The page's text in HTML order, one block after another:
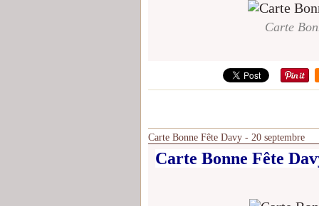
Carte
Carte Bonne Fête Davy - 20 septembre
Carte Bonne Fête